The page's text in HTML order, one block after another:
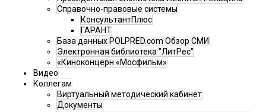
Справочно-правовые системы
КонсультантПлюс
ГАРАНТ
База данных POLPRED.com Обзор СМИ
Электронная библиотека "ЛитРес"
«Киноконцерн «Мосфильм»
Видео
Коллегам
Виртуальный методический кабинет
Документы